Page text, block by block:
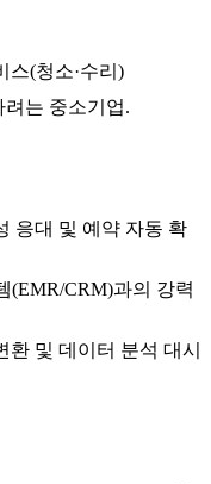
스(청소·수리)
는 중소기업.
응대 및 예약 자동 확
(EMR/CRM)과의 강력
환 및 데이터 분석 대시